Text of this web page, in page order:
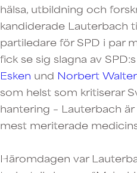
hälsa, utbildning och
kandiderade Lauterbach
partiledare för SPD i par
fick se sig slagna av
Esken und Norbert
som helst som kritiserar
hantering – Lauterbach
mest meriterade
Häromdagen var